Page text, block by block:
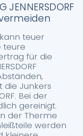
JENNERSDORF
teuer
teure
für die
die Junkers
Bei der
gereinigt.
der Therme
werden